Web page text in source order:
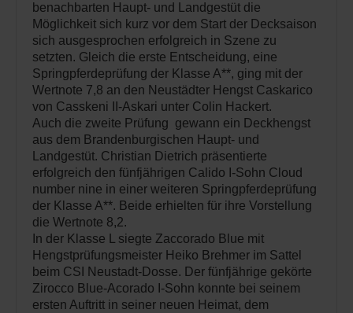
benachbarten Haupt- und Landgestüt die
Möglichkeit sich kurz vor dem Start der Decksaison
sich ausgesprochen erfolgreich in Szene zu
setzten. Gleich die erste Entscheidung, eine
Springpferdeprüfung der Klasse A**, ging mit der
Wertnote 7,8 an den Neustädter Hengst Caskarico
von Casskeni II-Askari unter Colin Hackert.
Auch die zweite Prüfung gewann ein Deckhengst
aus dem Brandenburgischen Haupt- und
Landgestüt. Christian Dietrich präsentierte
erfolgreich den fünfjährigen Calido I-Sohn Cloud
number nine in einer weiteren Springpferdeprüfung
der Klasse A**. Beide erhielten für ihre Vorstellung
die Wertnote 8,2.
In der Klasse L siegte Zaccorado Blue mit
Hengstprüfungsmeister Heiko Brehmer im Sattel
beim CSI Neustadt-Dosse. Der fünfjährige gekörte
Zirocco Blue-Acorado I-Sohn konnte bei seinem
ersten Auftritt in seiner neuen Heimat, dem